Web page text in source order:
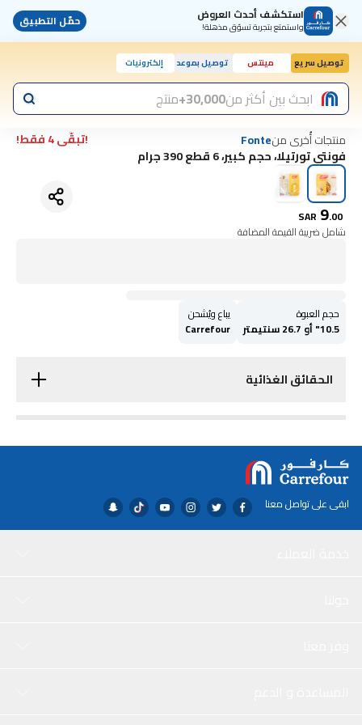
استكشف أحدث العروض
واستمتع بتجربة تسوّق مذهلة! حمّل التطبيق
توصيل سريع مينتس توصيل بموعد إلكترونيات
اليوم, 10:00 صابحث بين أكثر من30,000+ منتج
منتجات أُخرى منFonte
!تبقّى 4 فقط!
فونتي تورتيلا، حجم كبير، 6 قطع 390 جرام
SAR 9.00
شامل ضريبة القيمة المضافة
حجم العبوة
10.5" أو 26.7 سنتيمتر
يباع ويُشحن
Carrefour
الحقائق الغذائية
ابقى على تواصل معنا